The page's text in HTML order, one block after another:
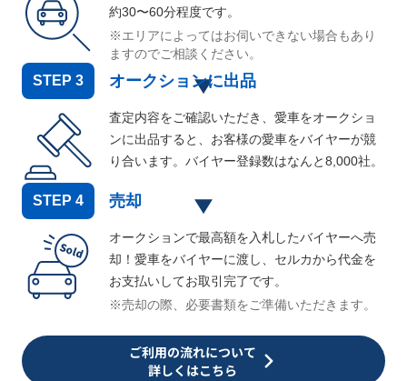
約30〜60分程度です。
※エリアによってはお伺いできない場合もあり
ますのでご相談ください。
STEP 3 オークションに出品
査定内容をご確認いただき、愛車をオークショ
ンに出品すると、お客様の愛車をバイヤーが競
り合います。バイヤー登録数はなんと8,000社。
STEP 4 売却
オークションで最高額を入札したバイヤーへ売
却！愛車をバイヤーに渡し、セルカから代金を
お支払いしてお取引完了です。
※売却の際、必要書類をご準備いただきます。
ご利用の流れについて
詳しくはこちら